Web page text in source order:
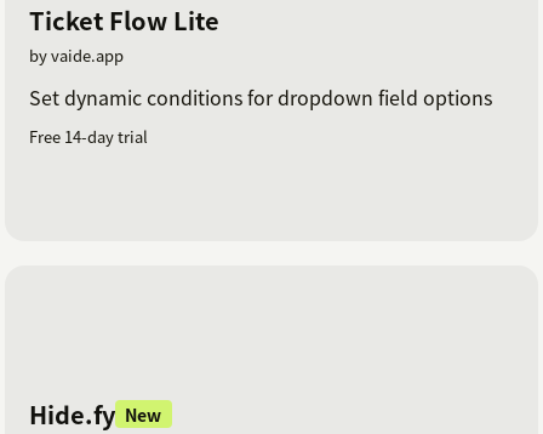
Ticket Flow Lite
by vaide.app
Set dynamic conditions for dropdown field options
Free 14-day trial
Hide.fy New